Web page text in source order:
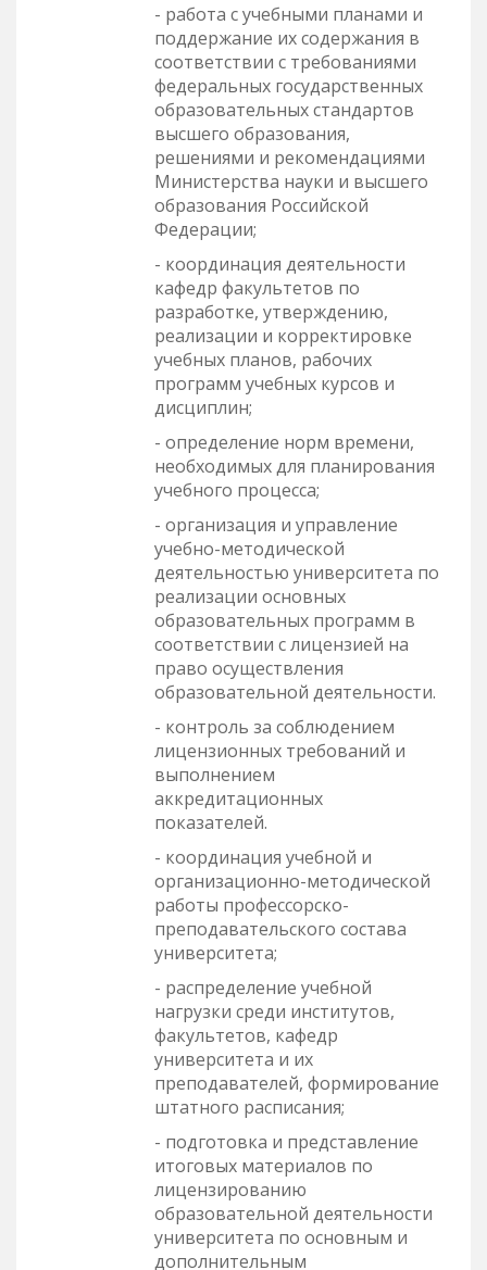
- работа с учебными планами и
поддержание их содержания в
соответствии с требованиями
федеральных государственных
образовательных стандартов
высшего образования,
решениями и рекомендациями
Министерства науки и высшего
образования Российской
Федерации;
- координация деятельности
кафедр факультетов по
разработке, утверждению,
реализации и корректировке
учебных планов, рабочих
программ учебных курсов и
дисциплин;
- определение норм времени,
необходимых для планирования
учебного процесса;
- организация и управление
учебно-методической
деятельностью университета по
реализации основных
образовательных программ в
соответствии с лицензией на
право осуществления
образовательной деятельности.
- контроль за соблюдением
лицензионных требований и
выполнением
аккредитационных
показателей.
- координация учебной и
организационно-методической
работы профессорско-
преподавательского состава
университета;
- распределение учебной
нагрузки среди институтов,
факультетов, кафедр
университета и их
преподавателей, формирование
штатного расписания;
- подготовка и представление
итоговых материалов по
лицензированию
образовательной деятельности
университета по основным и
дополнительным